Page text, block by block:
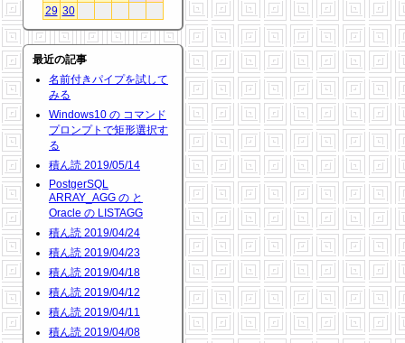
29 30
最近の記事
名前付きパイプを試して
みる
Windows10 の コマンド
プロンプトで矩形選択す
る
積ん読 2019/05/14
PostgerSQL
ARRAY_AGG の と
Oracle の LISTAGG
積ん読 2019/04/24
積ん読 2019/04/23
積ん読 2019/04/18
積ん読 2019/04/12
積ん読 2019/04/11
積ん読 2019/04/08